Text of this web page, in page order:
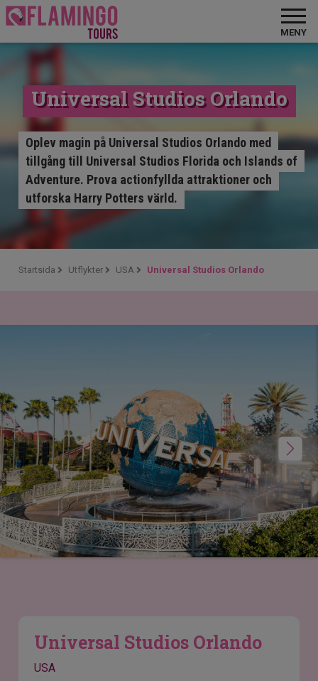
MENY
Universal Studios Orlando
Oplev magin på Universal Studios Orlando med
tillgång till Universal Studios Florida och Islands of
Adventure. Prova actionfyllda attraktioner och
utforska Harry Potters värld.
Startsida Utflykter USA Universal Studios Orlando
Universal Studios Orlando
USA